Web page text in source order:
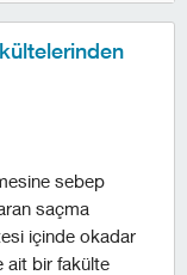
sebep
saçma
içinde okadar
ait bir fakülte